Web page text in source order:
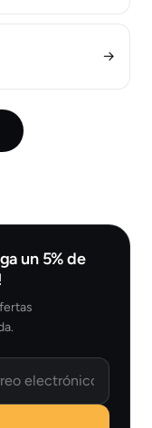
→
un 5% de